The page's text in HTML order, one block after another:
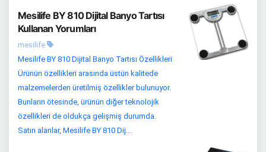
Mesilife BY 810 Dijital Banyo Tartısı
Kullanan Yorumları
mesilife
Mesilife BY 810 Dijital Banyo Tartısı Özellikleri
Ürünün özellikleri arasında üstün kalitede
malzemelerden üretilmiş özellikler bulunuyor.
Bunların ötesinde, ürünün diğer teknolojik
özellikleri de oldukça gelişmiş durumda.
Satın alanlar, Mesilife BY 810 Dij...